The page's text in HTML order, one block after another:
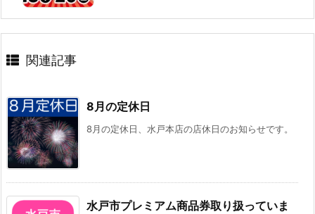
関連記事
8月の定休日
8月の定休日、水戸本店の店休日のお知らせです。
水戸市プレミアム商品券取り扱っていま